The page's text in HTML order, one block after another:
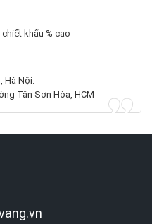
khấu % cao
Hà Nội.
Tân Sơn Hòa, HCM